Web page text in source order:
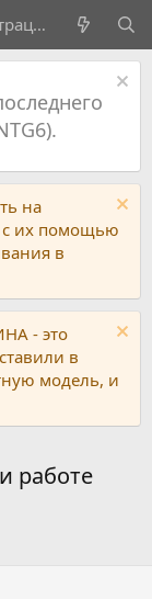
Регистрация
на
их помощью
в
- это
в
модель, и
работе